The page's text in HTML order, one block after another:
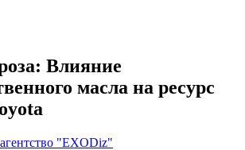
Влияние
масла на ресурс
"EXODiz"